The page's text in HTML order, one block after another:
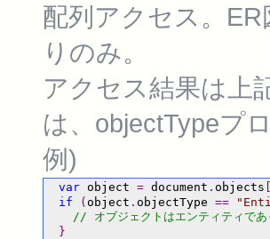
配列アクセス。
りのみ。
アクセス結果は上
は、objectTypeプ
例)
var object = document . objects
if
( object . objectType ==
// オブジェクトはエンティティであ
}